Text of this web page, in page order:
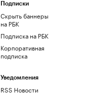
Подписки
Скрыть баннеры
на РБК
Подписка на РБК
Корпоративная
подписка
Уведомления
RSS Новости